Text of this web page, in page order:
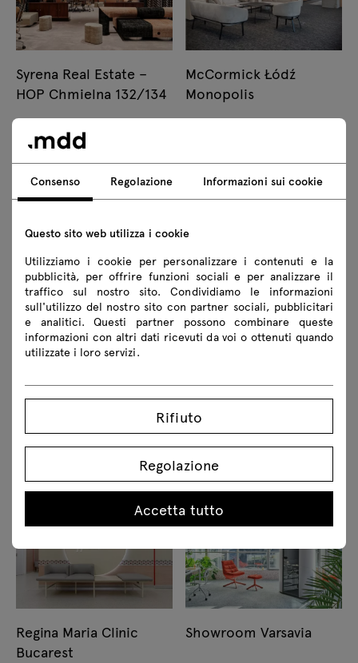
Syrena Real Estate –
HOP Chmielna 132/134
McCormick Łódź
Monopolis
Uffici di produzione
Wave Bucarest
Interni residenziali,
Bydgoszcz
Accademia degli
Infermieri e Assistenti
Colas Polska Sp. z o. o.
Varsavia
Regina Maria Clinic
Bucarest
Showroom Varsavia
Consenso Regolazione Informazioni sui cookie
Questo sito web utilizza i cookie
Utilizziamo i cookie per personalizzare i contenuti e la
pubblicità, per offrire funzioni sociali e per analizzare il
traffico sul nostro sito. Condividiamo le informazioni
sull'utilizzo del nostro sito con partner sociali, pubblicitari
e analitici. Questi partner possono combinare queste
informazioni con altri dati ricevuti da voi o ottenuti quando
utilizzate i loro servizi.
Rifiuto
Regolazione
Accetta tutto